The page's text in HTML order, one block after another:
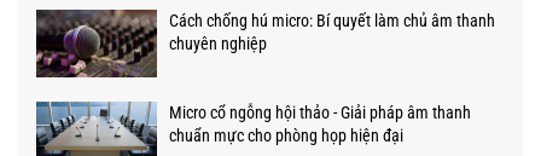
Cách chống hú micro: Bí quyết làm chủ âm thanh
chuyên nghiệp
Micro cổ ngỗng hội thảo - Giải pháp âm thanh
chuẩn mực cho phòng họp hiện đại